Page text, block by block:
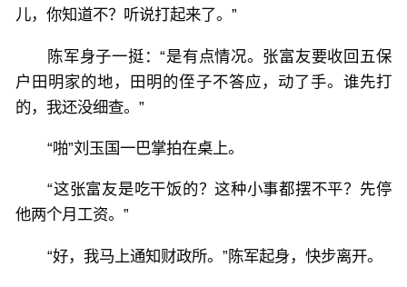
儿，你知道不？听说打起来了。”
陈军身子一挺：“是有点情况。张富友要收回五保
户田明家的地，田明的侄子不答应，动了手。谁先打
的，我还没细查。”
“啪”刘玉国一巴掌拍在桌上。
“这张富友是吃干饭的？这种小事都摆不平？先停
他两个月工资。”
“好，我马上通知财政所。”陈军起身，快步离开。